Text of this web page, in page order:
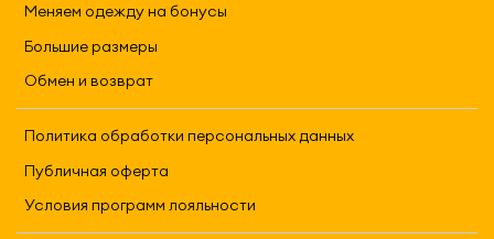
Меняем одежду на бонусы
Большие размеры
Обмен и возврат
Политика обработки персональных данных
Публичная оферта
Условия программ лояльности